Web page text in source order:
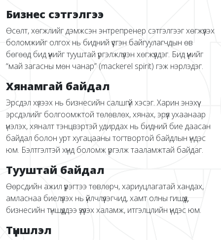
Бизнес сэтгэлгээ
Өсөлт, хөгжлийг дэмжсэн энтрепренер сэтгэлгээг хөгжүүлэх
боломжийг олгох нь бидний үүсгэн байгуулагчдын өв
бөгөөд бид үүнийг тууштай үргэлжлүүлэн хөгжүүлдэг. Бид үүнийг
“май загасны мөн чанар” (mackerel spirit) гэж нэрлэдэг.
Хянамгай байдал
Эрсдэл хүлээх нь бизнесийн салшгүй хэсэг. Харин энэхүү
эрсдэлийг болгоомжтой төлөвлөх, хянах, эрүүл ухаанаар
үнэлэх, хяналт тэнцвэртэй удирдах нь бидний бие даасан
байдал болон урт хугацааны тогтвортой байдлын үндэс
юм. Бэлтгэлтэй хүнд боломж үргэлж тааламжтай байдаг.
Тууштай байдал
Өөрсдийн ажил үүрэгтээ төвлөрч, хариуцлагатай хандах,
амласнаа биелүүлэх нь үйлчлүүлэгчид, хамт олны гишүүд,
бизнесийн түншүүддээ үзүүлэх халамж, итгэлцлийн үндэс юм.
Түншлэл